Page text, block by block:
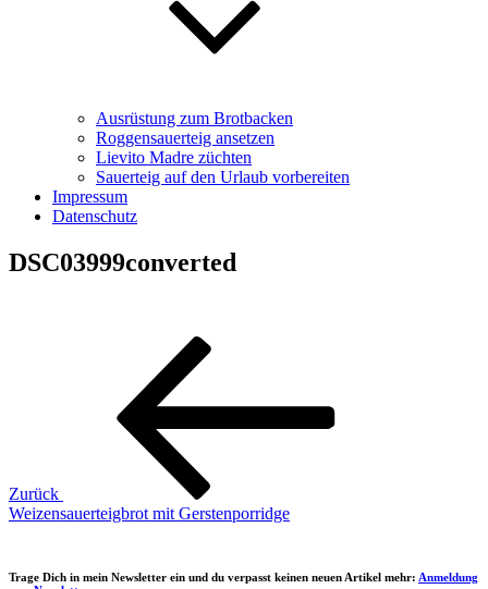
Ausrüstung zum Brotbacken
Roggensauerteig ansetzen
Lievito Madre züchten
Sauerteig auf den Urlaub vorbereiten
Impressum
Datenschutz
DSC03999converted
Beitragsnavigation
Zurück
Weizensauerteigbrot mit Gerstenporridge
Trage Dich in mein Newsletter ein und du verpasst keinen neuen Artikel mehr: Anmeldung